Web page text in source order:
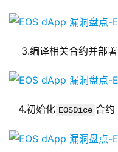
3.编译相关合约并部署
4.初始化 EOSDice 合约